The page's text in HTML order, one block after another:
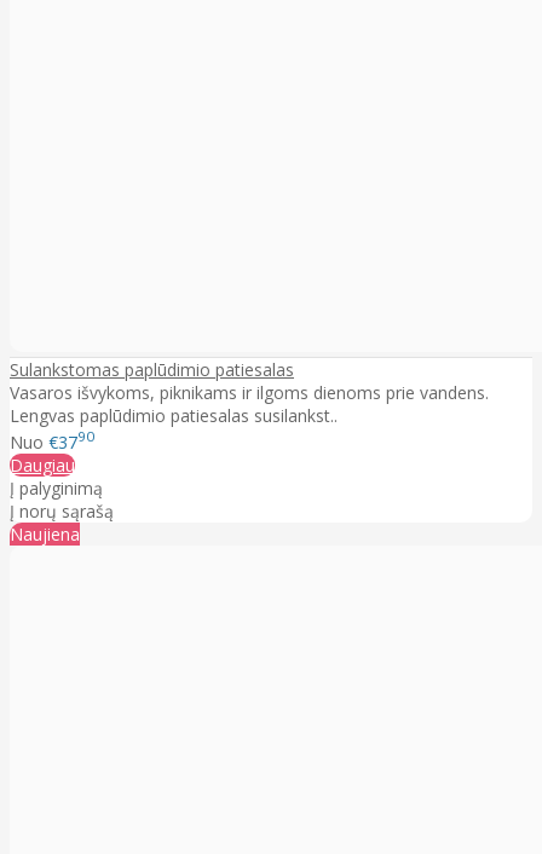
Sulankstomas paplūdimio patiesalas
Vasaros išvykoms, piknikams ir ilgoms dienoms prie vandens.
Lengvas paplūdimio patiesalas susilankst..
Nuo €3790
Daugiau
Į palyginimą
Į norų sąrašą
Naujiena